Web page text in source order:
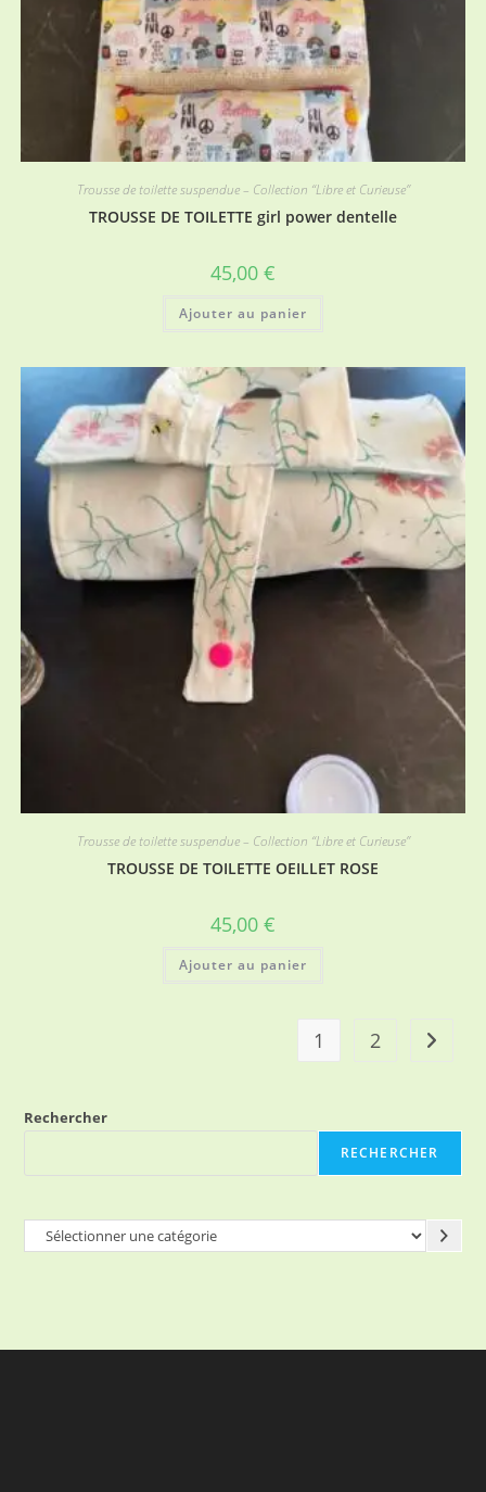
Trousse de toilette suspendue – Collection “Libre et Curieuse”
TROUSSE DE TOILETTE girl power dentelle
45,00 €
Ajouter au panier
Trousse de toilette suspendue – Collection “Libre et Curieuse”
TROUSSE DE TOILETTE OEILLET ROSE
45,00 €
Ajouter au panier
1 2
Rechercher
RECHERCHER
Sélectionner